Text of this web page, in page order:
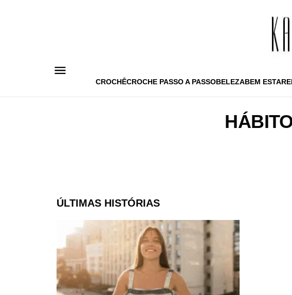
CROCHÊCROCHE PASSO A PASSOBELEZABEM ESTAR
ÚLTIMAS HISTÓRIAS